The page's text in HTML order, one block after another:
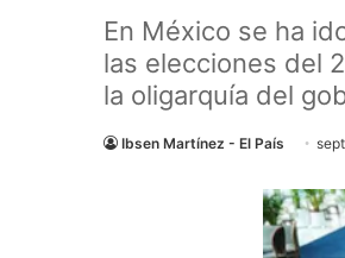
En México se ha
las elecciones del
la oligarquía del
Ibsen Martínez - El País